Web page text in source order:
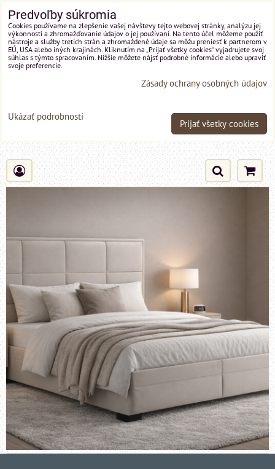
Predvoľby súkromia
Cookies používame na zlepšenie vašej návštevy tejto webovej stránky, analýzu jej
výkonnosti a zhromažďovanie údajov o jej používaní. Na tento účel môžeme použiť
nástroje a služby tretích strán a zhromaždené údaje sa môžu preniesť k partnerom v
EÚ, USA alebo iných krajinách. Kliknutím na „Prijať všetky cookies“ vyjadrujete svoj
súhlas s týmto spracovaním. Nižšie môžete nájsť podrobné informácie alebo upraviť
svoje preferencie.
Zásady ochrany osobných údajov
Ukázať podrobnosti
Prijať všetky cookies